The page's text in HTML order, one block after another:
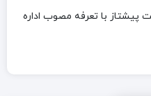
پیشتاز با تعرفه مصوب اداره